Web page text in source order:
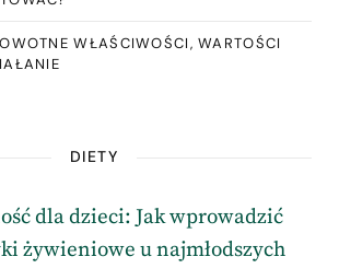
WŁAŚCIWOŚCI, WARTOŚCI
DIETY
dla dzieci: Jak wprowadzić
żywieniowe u najmłodszych